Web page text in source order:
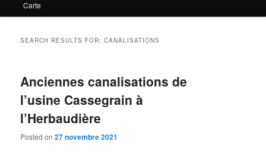
Carte
SEARCH RESULTS FOR:CANALISATIONS
Anciennes canalisations de
l’usine Cassegrain à
l’Herbaudière
Posted on27 novembre 2021